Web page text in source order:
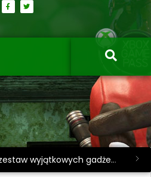
Gramy z WOŚP! Wylicytuj zestaw wyjątkowych gadżetów.